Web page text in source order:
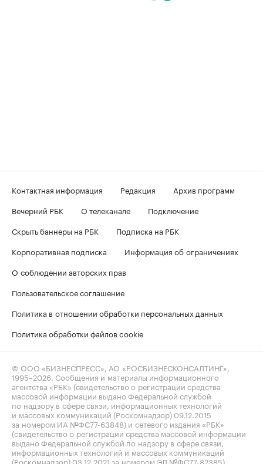
Контактная информация Редакция
Архив программ
Вечерний РБК
О телеканале
Подключение
Скрыть баннеры на РБК
Подписка на РБК
Корпоративная подписка
Информация об ограничениях
О соблюдении авторских прав
Пользовательское соглашение
Политика в отношении обработки персональных данных
Политика обработки файлов cookie
© ООО «БИЗНЕСПРЕСС», АО «РОСБИЗНЕСКОНСАЛТИНГ»,
1995–2026 . Сообщения и материалы информационного
агентства «РБК» (свидетельство о регистрации средства
массовой информации выдано Федеральной службой
по надзору в сфере связи, информационных технологий
и массовых коммуникаций (Роскомнадзор) 09.12.2015
за номером ИА №ФС77-63848) и сетевого издания «РБК»
(свидетельство о регистрации средства массовой информации
выдано Федеральной службой по надзору в сфере связи,
информационных технологий и массовых коммуникаций
(Роскомнадзор) 03.12.2021 за номером ЭЛ №ФС77-82385)